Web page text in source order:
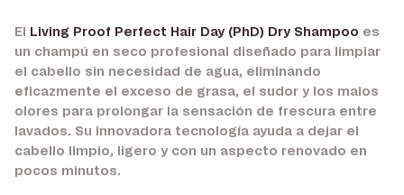
El Living Proof Perfect Hair Day (PhD) Dry Shampoo es
un champú en seco profesional diseñado para limpiar
el cabello sin necesidad de agua, eliminando
eficazmente el exceso de grasa, el sudor y los malos
olores para prolongar la sensación de frescura entre
lavados. Su innovadora tecnología ayuda a dejar el
cabello limpio, ligero y con un aspecto renovado en
pocos minutos.